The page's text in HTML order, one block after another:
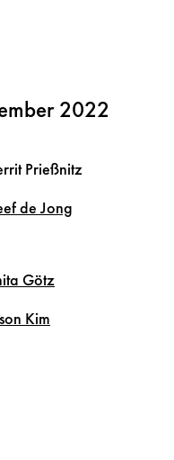
2022
Prießnitz
de Jong
Götz
Kim